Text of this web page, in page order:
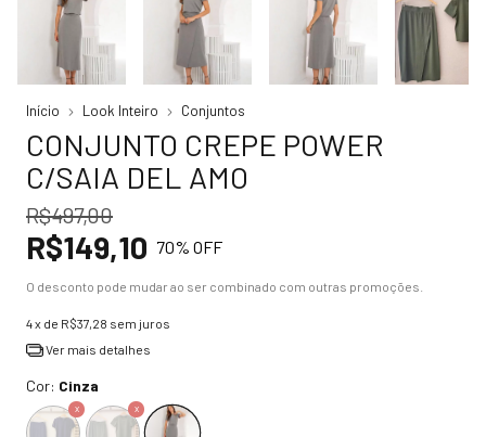
Início Look Inteiro Conjuntos
CONJUNTO CREPE POWER
C/SAIA DEL AMO
R$497,00
R$149,10 70% OFF
O desconto pode mudar ao ser combinado com outras promoções.
4x de R$37,28 sem juros
Ver mais detalhes
Cor: Cinza